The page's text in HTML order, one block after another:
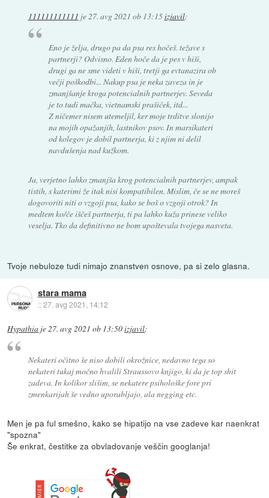
111111111111 je27. avg 2021 ob 13:15izjavil:
Eno je želja, drugo pa da psa res hočeš. težave s
partnerji? Odvisno. Eden hoče da je pes v hiši,
drugi ga ne sme videti v hiši, tretji ga evtanazira ob
večji poškodbi... Nakup psa je neka zaveza in je
zmanjšanje kroga potencialnih partnerjev. Seveda
je to tudi mačka, vietnamski prašiček, itd...
Z ničemer nisem utemeljil, ker moje trditve slonijo
na mojih opažanjih, lastnikov psov. In marsikateri
od kolegov je dobil partnerja, ki z njim ni delil
navdušenja nad kužkom.
Ja, verjetno lahko zmanjša krog potencialnih partnerjev, ampak
tistih, s katerimi že itak nisi kompatibilen. Mislim, če se ne moreš
dogovoriti niti o vzgoji psa, kako se boš o vzgoji otrok? In
medtem ko/če iščeš partnerja, ti pa lahko kuža prinese veliko
veselja. Tko da definitivno ne bom upoštevala tvojega nasveta.
Tvoje nebuloze tudi nimajo znanstven osnove, pa si zelo glasna.
stara mama
::27. avg 2021, 14:12
Hypathia je27. avg 2021 ob 13:50izjavil:
Nekateri očitno še niso dobili okrožnice, nedavno tega so
nekateri tukaj močno hvalili Straussovo knjigo, ki da je top shit
zadeva. In kolikor slišim, se nekatere psihološke fore pri
zmenkarijah še vedno uporabljajo, ala negging etc.
Men je pa ful smešno, kako se hipatijo na vse zadeve kar naenkrat
"spozna"
Še enkrat, čestitke za obvladovanje veščin googlanja!